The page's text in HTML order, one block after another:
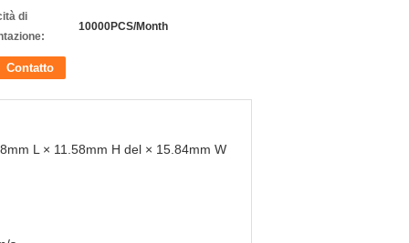
di
10000PCS/Month
Contatto
L × 11.58mm H del × 15.84mm W